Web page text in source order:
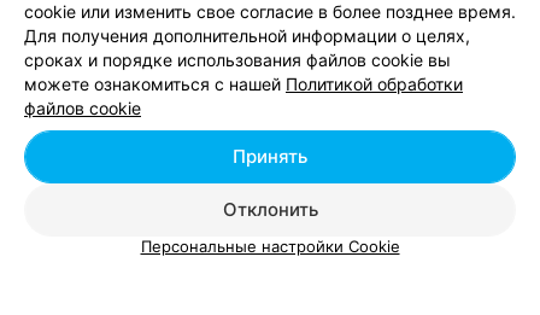
Салоны массажа на пр-те Независимости в
Минске
Парикмахерские на пр-те Независимости в
Минске
cookie или изменить свое согласие в более позднее время.
Для получения дополнительной информации о целях,
сроках и порядке использования файлов cookie вы
можете ознакомиться с нашей Политикой обработки
файлов cookie
Отклонить
Принять
Персональные настройки Cookie